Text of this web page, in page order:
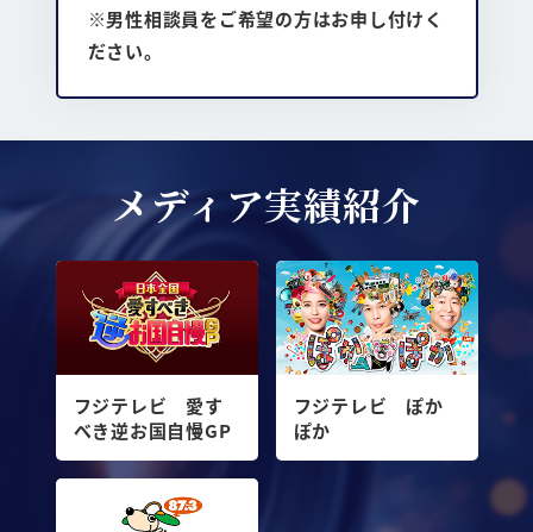
※男性相談員をご希望の方はお申し付けく
ださい。
メディア実績紹介
フジテレビ 愛す
べき逆お国自慢GP
フジテレビ ぽか
ぽか